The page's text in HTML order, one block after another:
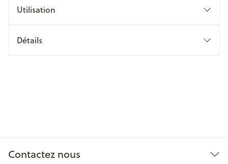
Utilisation
Détails
Contactez nous